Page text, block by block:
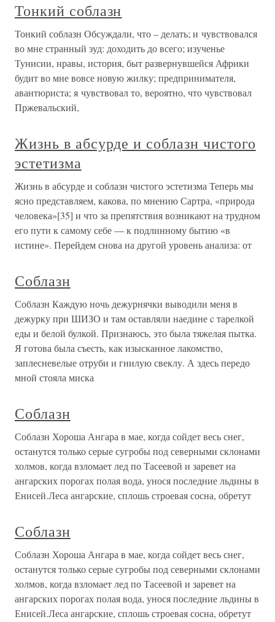
Тонкий соблазн
Тонкий соблазн Обсуждали, что – делать; и чувствовался
во мне странный зуд: доходить до всего; изученье
Тунисии, нравы, история, быт развернувшейся Африки
будит во мне вовсе новую жилку; предпринимателя,
авантюриста; я чувствовал то, вероятно, что чувствовал
Пржевальский,
Жизнь в абсурде и соблазн чистого
эстетизма
Жизнь в абсурде и соблазн чистого эстетизма Теперь мы
ясно представляем, какова, по мнению Сартра, «природа
человека»[35] и что за препятствия возникают на трудном
его пути к самому себе — к подлинному бытию «в
истине». Перейдем снова на другой уровень анализа: от
Соблазн
Соблазн Каждую ночь дежурнячки выводили меня в
дежурку при ШИЗО и там оставляли наедине c тарелкой
еды и белой булкой. Признаюсь, это была тяжелая пытка.
Я готова была съесть, как изысканное лакомство,
заплесневелые отруби и гнилую свеклу. А здесь передо
мной стояла миска
Соблазн
Соблазн Хороша Ангара в мае, когда сойдет весь снег,
останутся только серые сугробы под северными склонами
холмов, когда взломает лед по Тасеевой и заревет на
ангарских порогах полая вода, унося последние льдины в
Енисей.Леса ангарские, сплошь строевая сосна, обретут
Соблазн
Соблазн Хороша Ангара в мае, когда сойдет весь снег,
останутся только серые сугробы под северными склонами
холмов, когда взломает лед по Тасеевой и заревет на
ангарских порогах полая вода, унося последние льдины в
Енисей.Леса ангарские, сплошь строевая сосна, обретут